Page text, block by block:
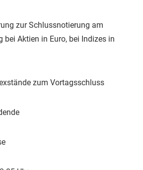
zur Schlussnotierung am
bei Aktien in Euro, bei Indizes in
zum Vortagsschluss